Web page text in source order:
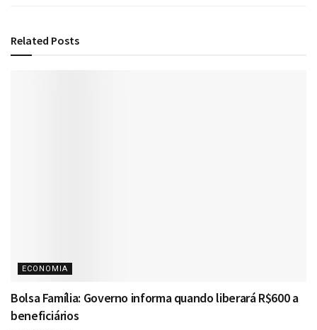
Related Posts
ECONOMIA
Bolsa Família: Governo informa quando liberará R$600 a
beneficiários